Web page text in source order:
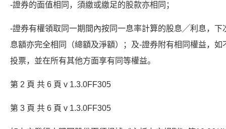
-證券的面值相同，須繳或繳足的股款亦相同；
-證券有權領取同一期間內按同一息率計算的股息╱利息，
息額亦完全相同（總額及淨額）；及-證券附有相同權益，
投票，並在所有其他方面享有同等權益。
第 2 頁 共 6 頁 v 1.3.0FF305
第 3 頁 共 6 頁 v 1.3.0FF305